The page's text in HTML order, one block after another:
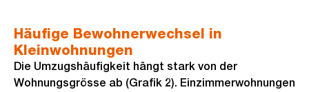
Häufige Bewohnerwechsel in
Kleinwohnungen
Die Umzugshäufigkeit hängt stark von der
Wohnungsgrösse ab (Grafik 2). Einzimmerwohnungen